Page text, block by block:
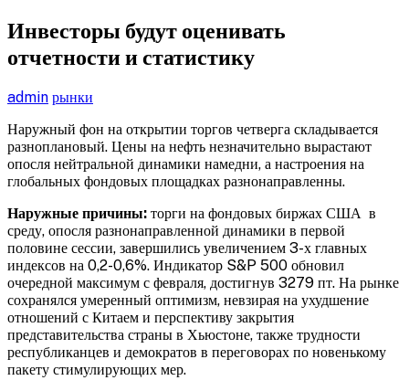
Инвесторы будут оценивать
отчетности и статистику
admin рынки
Наружный фон на открытии торгов четверга складывается
разноплановый. Цены на нефть незначительно вырастают
опосля нейтральной динамики намедни, а настроения на
глобальных фондовых площадках разнонаправленны.
Наружные причины: торги на фондовых биржах США в
среду, опосля разнонаправленной динамики в первой
половине сессии, завершились увеличением 3-х главных
индексов на 0,2-0,6%. Индикатор S&P 500 обновил
очередной максимум с февраля, достигнув 3279 пт. На рынке
сохранялся умеренный оптимизм, невзирая на ухудшение
отношений с Китаем и перспективу закрытия
представительства страны в Хьюстоне, также трудности
республиканцев и демократов в переговорах по новенькому
пакету стимулирующих мер.